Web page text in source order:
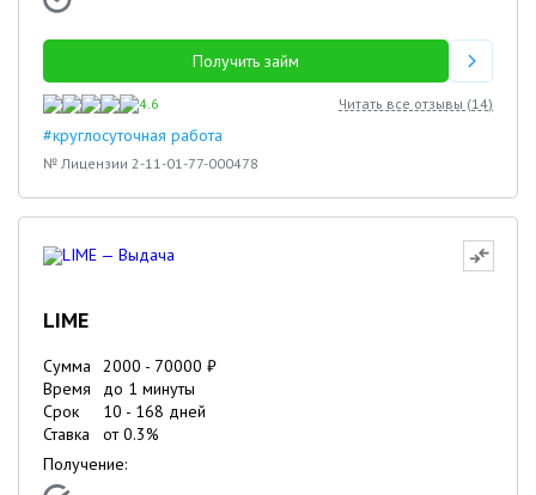
Получить займ
4.6 Читать все отзывы (14)
#круглосуточная работа
№ Лицензии 2-11-01-77-000478
LIME
Сумма 2000 - 70000 ₽
Время
до 1 минуты
Срок
10 - 168 дней
Ставка
от0.3%
Получение: